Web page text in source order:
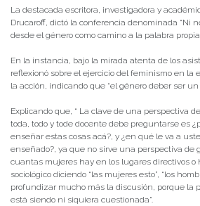
La destacada escritora, investigadora y
Drucaroff, dictó la conferencia denominada “Ni
desde el género como camino a la palabra
En la instancia, bajo la mirada atenta de los
reflexionó sobre el ejercicio del feminismo en la
la acción, indicando que “el género deber ser un
Explicando que, “ La clave de una perspectiva
toda, todo y tode docente debe preguntarse es
enseñar estas cosas acá?, y ¿en qué le va a
enseñado?, ya que no sirve una perspectiva de
cuantas mujeres hay en los lugares directivos
sociológico diciendo “las mujeres esto”, “los
profundizar mucho más la discusión, porque la
está siendo ni siquiera cuestionada”.